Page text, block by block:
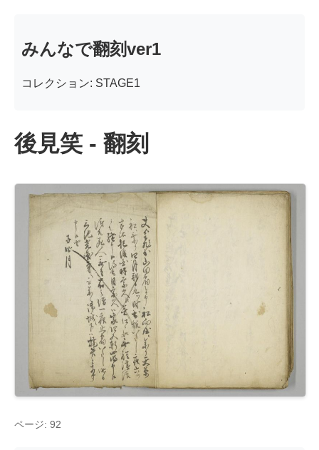
みんなで翻刻ver1
コレクション: STAGE1
後見笑 - 翻刻
ページ: 92